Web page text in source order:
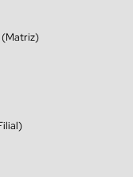
(Matriz)